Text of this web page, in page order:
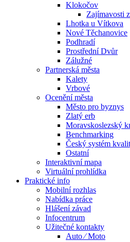
Klokočov
Zajímavosti
Lhotka u Vítkova
Nové Těchanovice
Podhradí
Prostřední Dvůr
Zálužné
Partnerská města
Kalety
Vrbové
Ocenění města
Město pro byznys
Zlatý erb
Moravskoslezský
Benchmarking
Český systém
Ostatní
Interaktivní mapa
Virtuální prohlídka
Praktické info
Mobilní rozhlas
Nabídka práce
Hlášení závad
Infocentrum
Užitečné kontakty
Auto ⁄ Moto